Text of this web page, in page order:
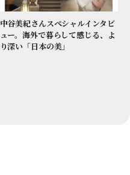
中谷美紀さんスペシャルインタビ
ュー。海外で暮らして感じる、よ
り深い「日本の美」